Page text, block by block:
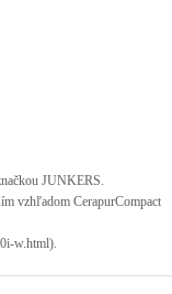
JUNKERS.
vzhľadom CerapurCompact
w.html).